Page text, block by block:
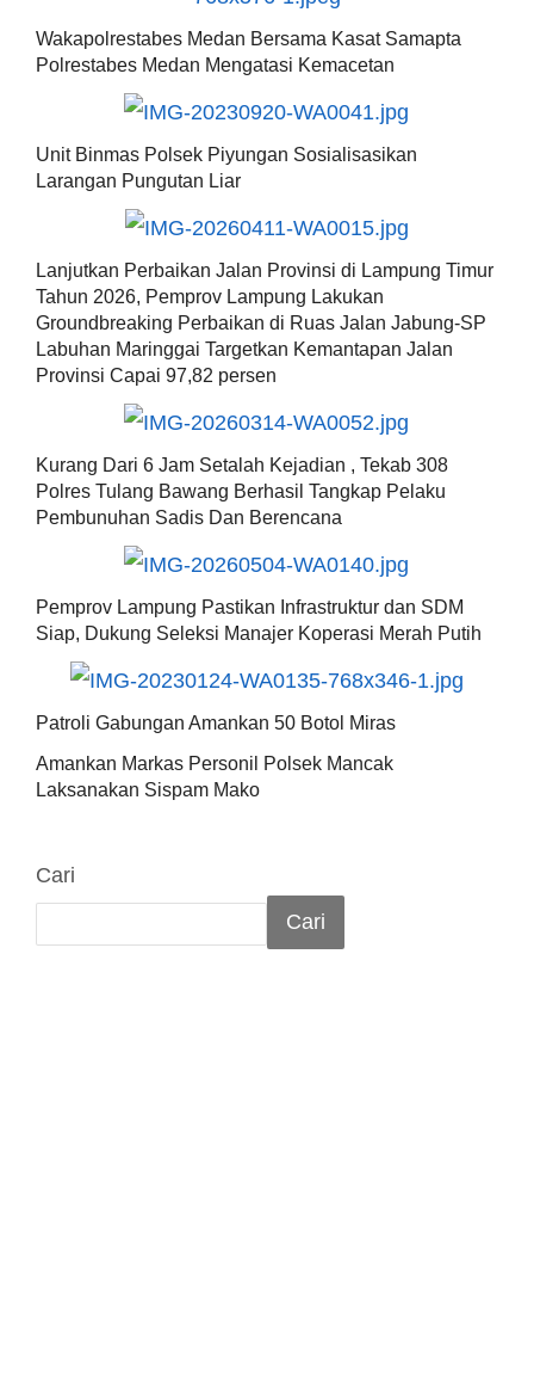
Wakapolrestabes Medan Bersama Kasat Samapta
Polrestabes Medan Mengatasi Kemacetan
Unit Binmas Polsek Piyungan Sosialisasikan
Larangan Pungutan Liar
Lanjutkan Perbaikan Jalan Provinsi di Lampung Timur
Tahun 2026, Pemprov Lampung Lakukan
Groundbreaking Perbaikan di Ruas Jalan Jabung-SP
Labuhan Maringgai Targetkan Kemantapan Jalan
Provinsi Capai 97,82 persen
Kurang Dari 6 Jam Setalah Kejadian , Tekab 308
Polres Tulang Bawang Berhasil Tangkap Pelaku
Pembunuhan Sadis Dan Berencana
Pemprov Lampung Pastikan Infrastruktur dan SDM
Siap, Dukung Seleksi Manajer Koperasi Merah Putih
Patroli Gabungan Amankan 50 Botol Miras
Amankan Markas Personil Polsek Mancak
Laksanakan Sispam Mako
Cari
Cari